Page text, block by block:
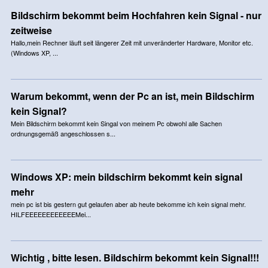
Bildschirm bekommt beim Hochfahren kein Signal - nur
zeitweise
Hallo,mein Rechner läuft seit längerer Zeit mit unveränderter Hardware, Monitor etc.
(Windows XP, ...
Warum bekommt, wenn der Pc an ist, mein Bildschirm
kein Signal?
Mein Bildschirm bekommt kein Singal von meinem Pc obwohl alle Sachen
ordnungsgemäß angeschlossen s...
Windows XP: mein bildschirm bekommt kein signal
mehr
mein pc ist bis gestern gut gelaufen aber ab heute bekomme ich kein signal mehr.
HILFEEEEEEEEEEEEMei...
Wichtig , bitte lesen. Bildschirm bekommt kein Signal!!!